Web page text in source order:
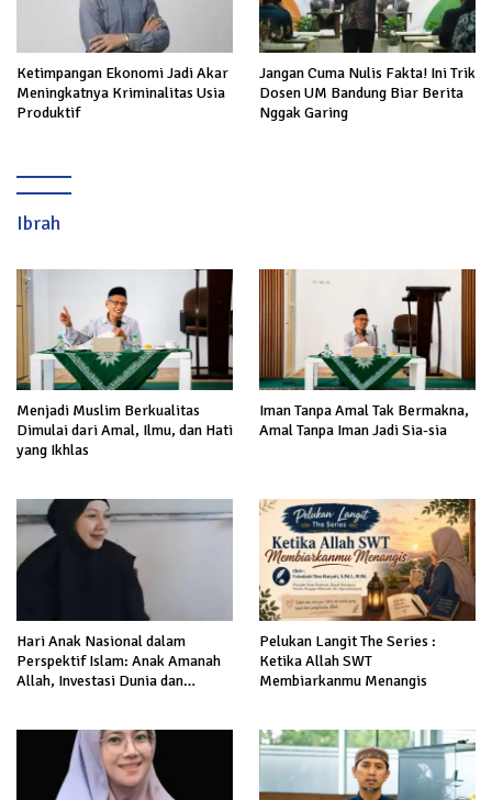
Ketimpangan Ekonomi Jadi Akar
Meningkatnya Kriminalitas Usia
Produktif
Jangan Cuma Nulis Fakta! Ini Trik
Dosen UM Bandung Biar Berita
Nggak Garing
Ibrah
Menjadi Muslim Berkualitas
Dimulai dari Amal, Ilmu, dan Hati
yang Ikhlas
Iman Tanpa Amal Tak Bermakna,
Amal Tanpa Iman Jadi Sia-sia
Hari Anak Nasional dalam
Perspektif Islam: Anak Amanah
Allah, Investasi Dunia dan
Pelukan Langit The Series :
Ketika Allah SWT
Membiarkanmu Menangis